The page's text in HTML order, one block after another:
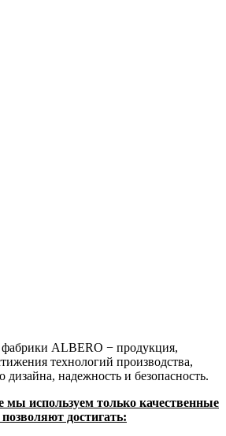
ALBERO − продукция,
технологий производства,
дизайна, надежность и безопасность.
мы используем только качественные
достигать: